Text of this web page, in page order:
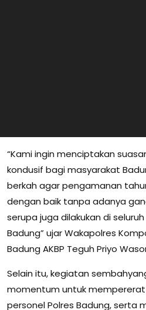
“Kami ingin menciptakan
kondusif bagi masyarakat
berkah agar pengamanan
dengan baik tanpa adanya
serupa juga dilakukan di
Badung” ujar Wakapolres
Badung AKBP Teguh Priyo
Selain itu, kegiatan
momentum untuk
personel Polres Badung, serta